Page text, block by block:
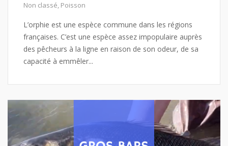
Non classé, Poisson
L’orphie est une espèce commune dans les régions
françaises. C’est une espèce assez impopulaire auprès
des pêcheurs à la ligne en raison de son odeur, de sa
capacité à emmêler...